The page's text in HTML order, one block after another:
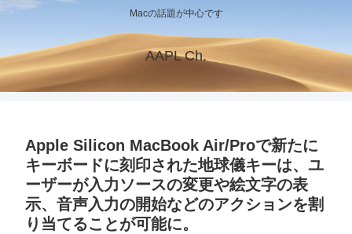
Macの話題が中心です
AAPL Ch.
Apple Silicon MacBook Air/Proで新たに
キーボードに刻印された地球儀キーは、ユ
ーザーが入力ソースの変更や絵文字の表
示、音声入力の開始などのアクションを割
り当てることが可能に。